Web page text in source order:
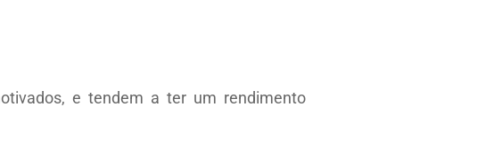
e tendem a ter um rendimento